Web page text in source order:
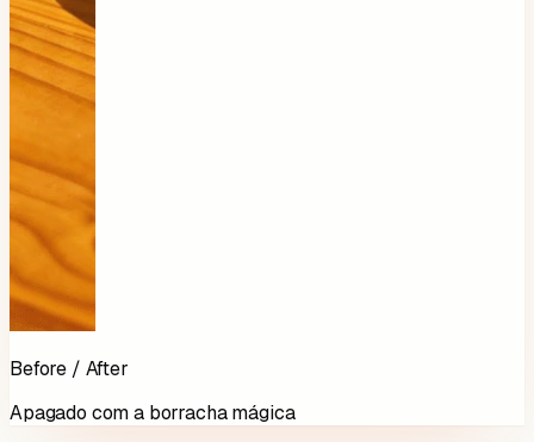
Before / After
Apagado com a borracha mágica